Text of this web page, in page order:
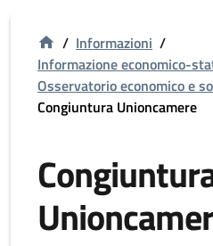
/ Informazioni /
Informazione economico-
Osservatorio economico e
Congiuntura Unioncamere